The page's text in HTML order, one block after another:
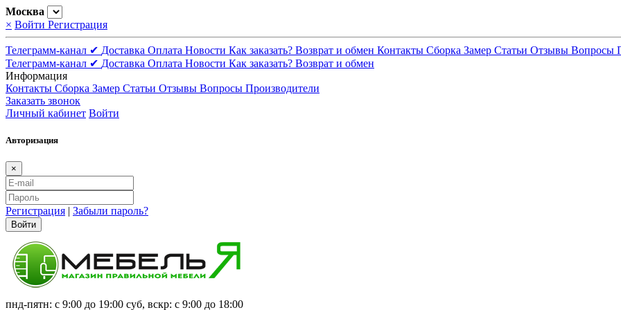
Москва
× Войти Регистрация
Телеграмм-канал ✔ Доставка Оплата Новости Как заказать? Возврат и обмен Контакты Сборка Замер Статьи Отзывы Вопросы
Телеграмм-канал ✔ Доставка Оплата Новости Как заказать? Возврат и обмен
Информация
Контакты Сборка Замер Статьи Отзывы Вопросы Производители
Заказать звонок
Личный кабинет Войти
Авторизация
×
Регистрация | Забыли пароль?
Войти
пнд-пятн: с 9:00 до 19:00 суб, вскр: с 9:00 до 18:00